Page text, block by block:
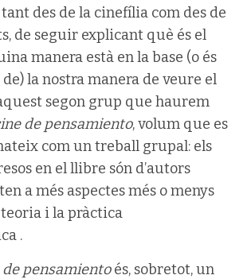
des de la cinefília com des de
de seguir explicant què és el
manera està en la base (o és
la nostra manera de veure el
segon grup que haurem
de pensamiento, volum que es
com un treball grupal: els
en el llibre són d’autors
a més aspectes més o menys
i la pràctica
.
de pensamientoés, sobretot, un